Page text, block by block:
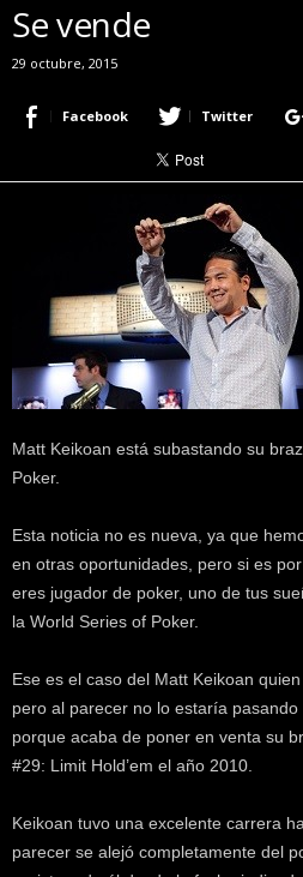
Se vende
29 octubre, 2015
Facebook Twitter
Matt Keikoan está subastando su
Poker.
Esta noticia no es nueva, ya que
en otras oportunidades, pero si es
eres jugador de poker, uno de tus
la World Series of Poker.
Ese es el caso del Matt Keikoan
pero al parecer no lo estaría
porque acaba de poner en venta su
#29: Limit Hold’em el año 2010.
Keikoan tuvo una excelente carrera
parecer se alejó completamente del